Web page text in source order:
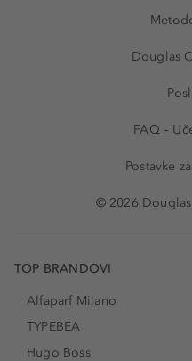
Douglas
FAQ –
Postavke
© 2026
TOP BRANDOVI
Alfaparf Milano
TYPEBEA
Hugo Boss